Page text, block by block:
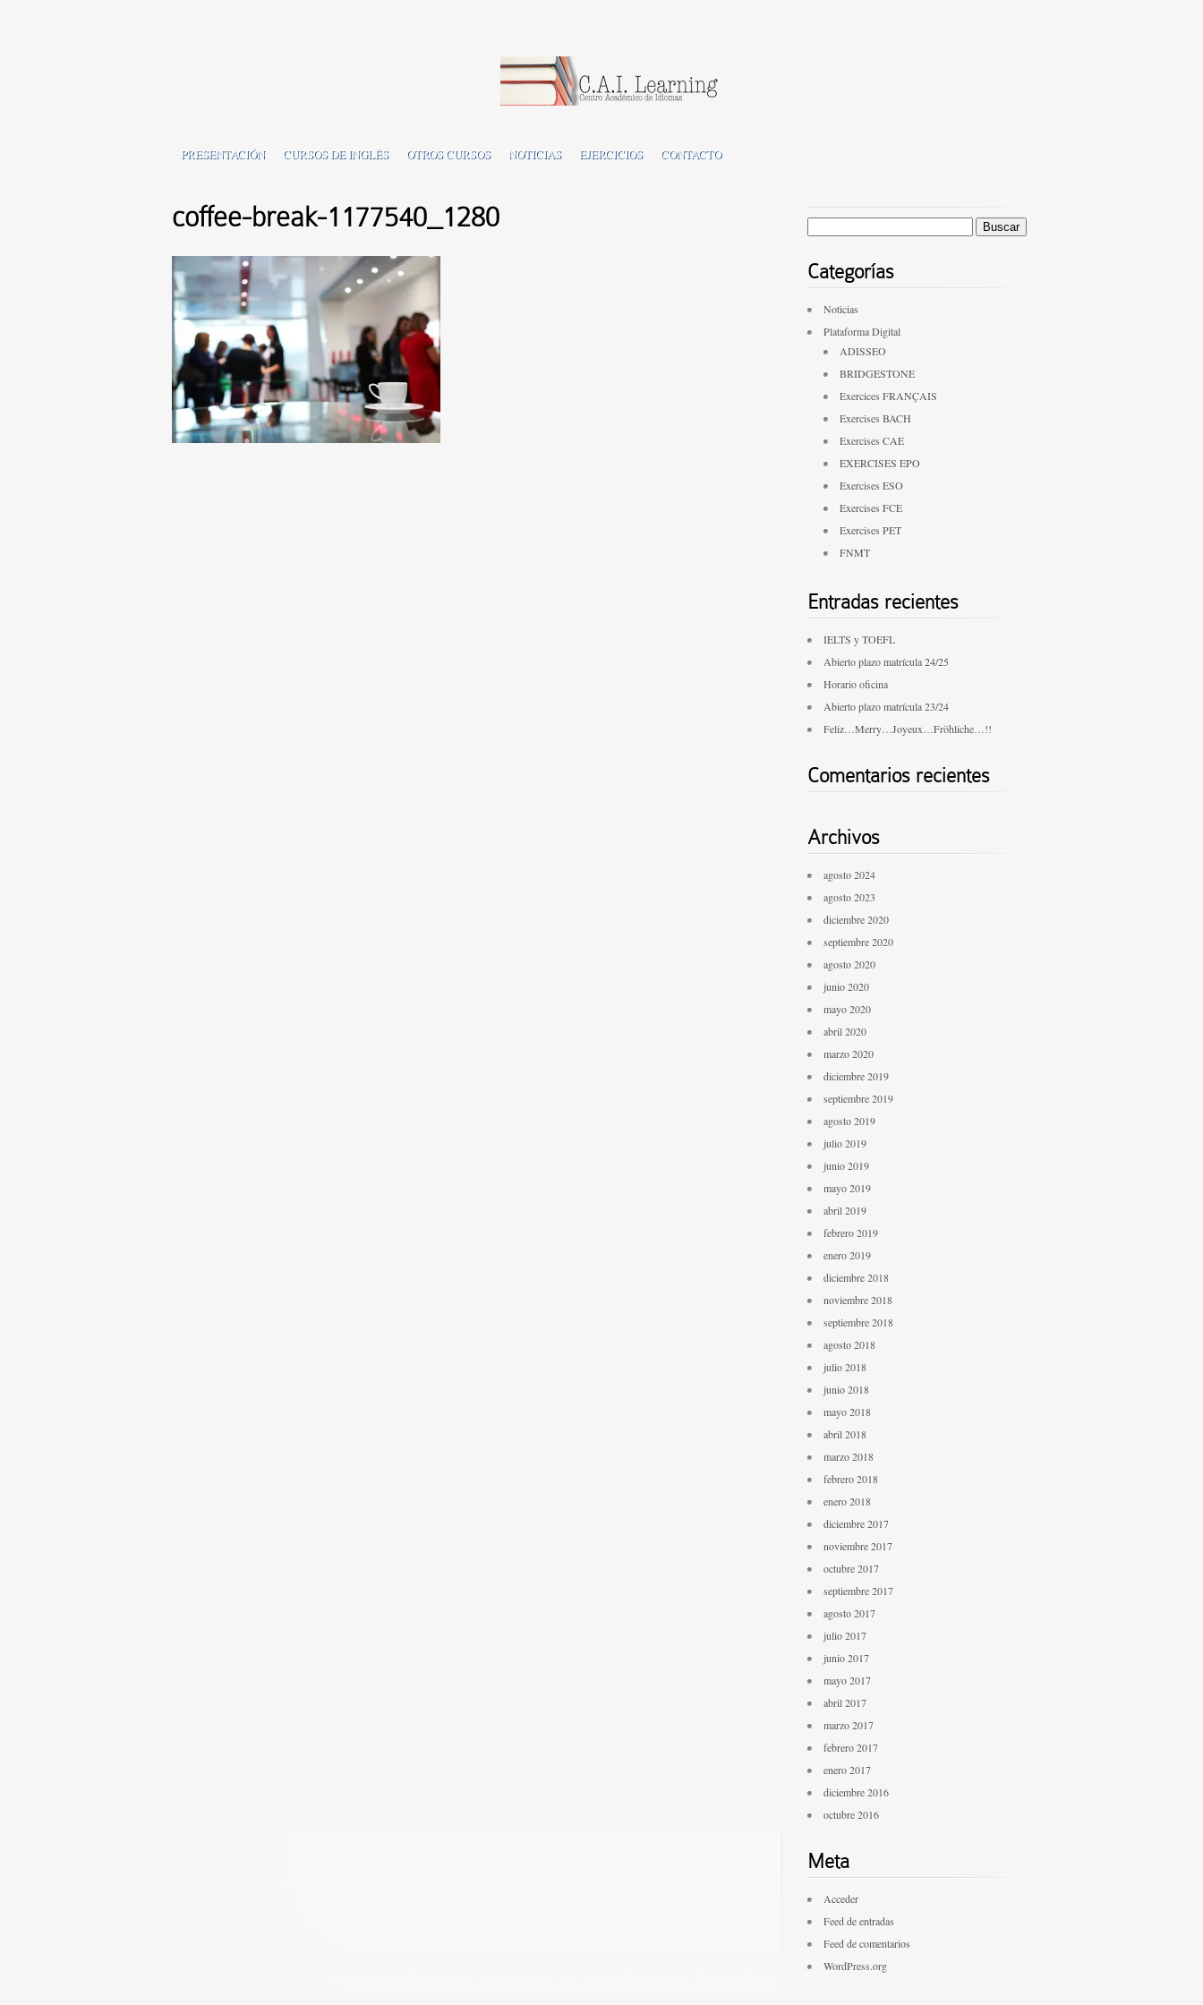
PRESENTACIÓN CURSOS DE INGLÉS OTROS CURSOS NOTICIAS EJERCICIOS CONTACTO
coffee-break-1177540_1280
Categorías
Noticias
Plataforma Digital
ADISSEO
BRIDGESTONE
Exercices FRANÇAIS
Exercises BACH
Exercises CAE
EXERCISES EPO
Exercises ESO
Exercises FCE
Exercises PET
FNMT
Entradas recientes
IELTS y TOEFL
Abierto plazo matrícula 24/25
Horario oficina
Abierto plazo matrícula 23/24
Feliz…Merry…Joyeux…Fröhliche…!!
Comentarios recientes
Archivos
agosto 2024
agosto 2023
diciembre 2020
septiembre 2020
agosto 2020
junio 2020
mayo 2020
abril 2020
marzo 2020
diciembre 2019
septiembre 2019
agosto 2019
julio 2019
junio 2019
mayo 2019
abril 2019
febrero 2019
enero 2019
diciembre 2018
noviembre 2018
septiembre 2018
agosto 2018
julio 2018
junio 2018
mayo 2018
abril 2018
marzo 2018
febrero 2018
enero 2018
diciembre 2017
noviembre 2017
octubre 2017
septiembre 2017
agosto 2017
julio 2017
junio 2017
mayo 2017
abril 2017
marzo 2017
febrero 2017
enero 2017
diciembre 2016
octubre 2016
Meta
Acceder
Feed de entradas
Feed de comentarios
WordPress.org